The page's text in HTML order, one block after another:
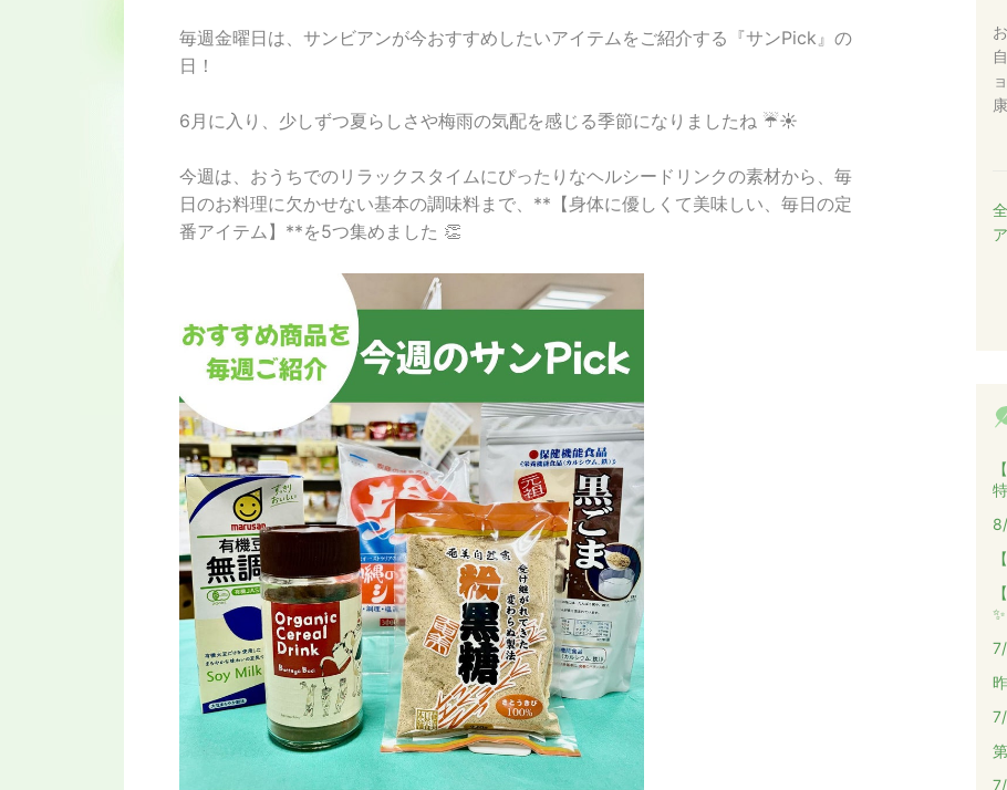
毎週金曜日は、サンビアンが今おすすめしたいアイテムをご紹介する『サンPick』の
日！
6月に入り、少しずつ夏らしさや梅雨の気配を感じる季節になりましたね ☔️☀️
今週は、おうちでのリラックスタイムにぴったりなヘルシードリンクの素材から、毎
日のお料理に欠かせない基本の調味料まで、**【身体に優しくて美味しい、毎日の定
番アイテム】**を5つ集めました 👏
✨